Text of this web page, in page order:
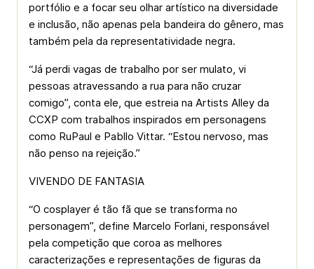
portfólio e a focar seu olhar artístico na diversidade
e inclusão, não apenas pela bandeira do gênero, mas
também pela da representatividade negra.
“Já perdi vagas de trabalho por ser mulato, vi
pessoas atravessando a rua para não cruzar
comigo”, conta ele, que estreia na Artists Alley da
CCXP com trabalhos inspirados em personagens
como RuPaul e Pabllo Vittar. “Estou nervoso, mas
não penso na rejeição.”
VIVENDO DE FANTASIA
“O cosplayer é tão fã que se transforma no
personagem”, define Marcelo Forlani, responsável
pela competição que coroa as melhores
caracterizações e representações de figuras da